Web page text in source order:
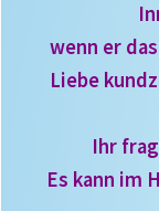
wenn er
Liebe
Ihr
Es kann im